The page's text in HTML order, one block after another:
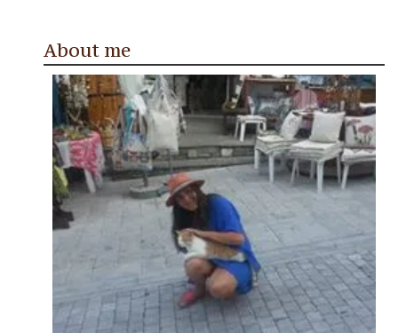
About me